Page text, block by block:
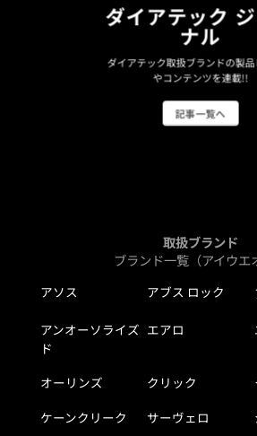
ダイアテック
ナル
ダイアテック取扱ブランドの製
やコンテンツを連載!!
記事一覧へ
取扱ブランド
ブランド一覧（アイウエ
アソス アブス ロック
アンオーソライズ
ド
エアロ
オーリンズ クリック
ケーンクリーク
サーヴェロ